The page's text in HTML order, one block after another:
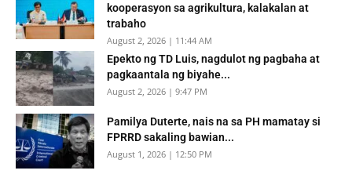
kooperasyon sa agrikultura, kalakalan at
trabaho
August 2, 2026 | 11:44 AM
Epekto ng TD Luis, nagdulot ng pagbaha at
pagkaantala ng biyahe...
August 2, 2026 | 9:47 PM
Pamilya Duterte, nais na sa PH mamatay si
FPRRD sakaling bawian...
August 1, 2026 | 12:50 PM